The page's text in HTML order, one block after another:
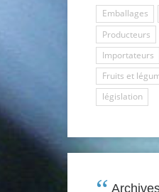
Emballages
Producteurs
Importateurs
Fruits et
législation